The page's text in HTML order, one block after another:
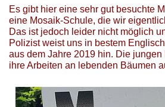
Es gibt hier eine sehr gut besuchte
eine Mosaik-Schule, die wir
Das ist jedoch leider nicht möglich
Polizist weist uns in bestem
aus dem Jahre 2019 hin. Die
ihre Arbeiten an lebenden Bäumen